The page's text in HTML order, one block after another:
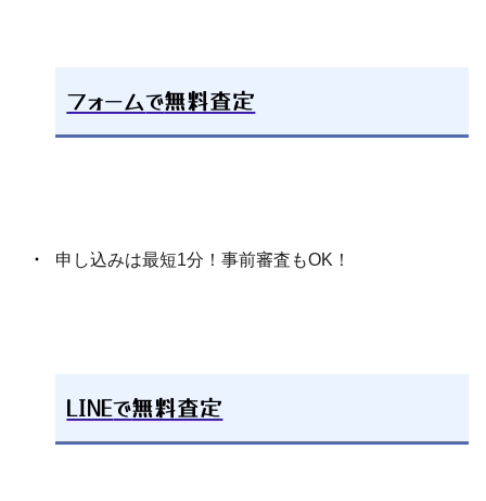
フォームで無料査定
申し込みは最短1分！事前審査もOK！
LINEで無料査定